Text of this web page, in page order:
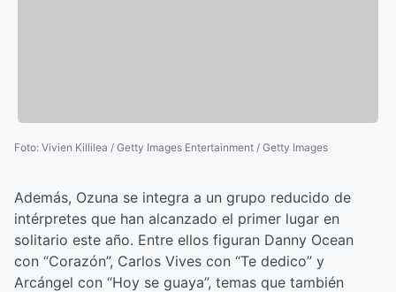
Foto: Vivien Killilea / Getty Images Entertainment / Getty Images
Además, Ozuna se integra a un grupo reducido de
intérpretes que han alcanzado el primer lugar en
solitario este año. Entre ellos figuran Danny Ocean
con “Corazón”, Carlos Vives con “Te dedico” y
Arcángel con “Hoy se guaya”, temas que también